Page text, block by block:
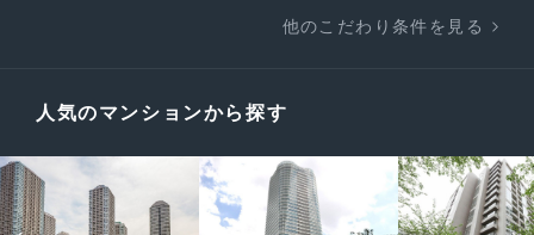
他のこだわり条件を見る
人気のマンションから探す